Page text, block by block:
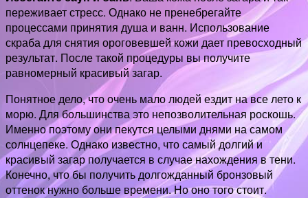
переживает стресс. Однако не пренебрегайте
процессами принятия душа и ванн. Использование
скраба для снятия ороговевшей кожи дает превосходный
результат. После такой процедуры вы получите
равномерный красивый загар.
Понятное дело, что очень мало людей ездит на все лето к
морю. Для большинства это непозволительная роскошь.
Именно поэтому они пекутся целыми днями на самом
солнцепеке. Однако известно, что самый долгий и
красивый загар получается в случае нахождения в тени.
Конечно, что бы получить долгожданный бронзовый
оттенок нужно больше времени. Но оно того стоит.